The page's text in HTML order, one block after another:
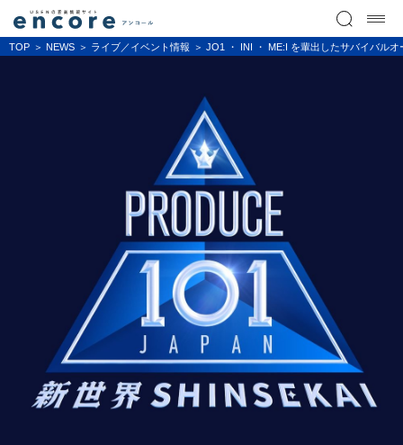
TOP NEWS ライブ／イベント情報 JO1 ・ INI ・ ME:I を輩出したサバイバル